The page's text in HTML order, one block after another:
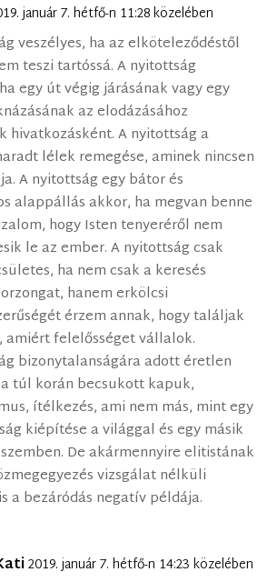
január 7. hétfő-n 11:28 közelében
veszélyes, ha az elköteleződéstől
teszi tartóssá. A nyitottság
egy út végig járásának vagy egy
az elodázásához
hivatkozásként. A nyitottság a
lélek remegése, aminek nincsen
A nyitottság egy bátor és
alappállás akkor, ha megvan benne
hogy Isten tenyeréről nem
le az ember. A nyitottság csak
ha nem csak a keresés
hanem erkölcsi
érzem annak, hogy találjak
amiért felelősséget vállalok.
bizonytalanságára adott éretlen
túl korán becsukott kapuk,
ítélkezés, ami nem más, mint egy
kiépítése a világgal és egy másik
De akármennyire elitistának
vizsgálat nélküli
a bezáródás negatív példája.
2019. január 7. hétfő-n 14:23 közelében